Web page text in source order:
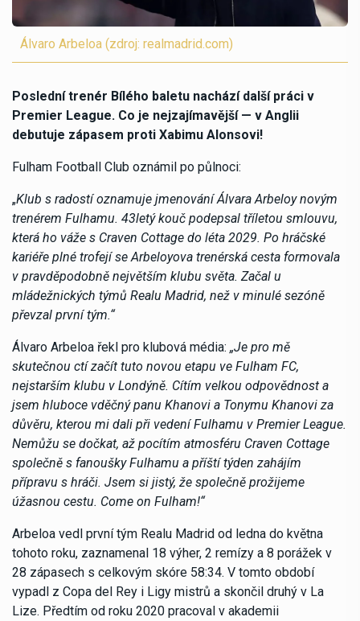
Álvaro Arbeloa (zdroj: realmadrid.com)
Poslední trenér Bílého baletu nachází další práci v
Premier League. Co je nejzajímavější — v Anglii
debutuje zápasem proti Xabimu Alonsovi!
Fulham Football Club oznámil po půlnoci:
„Klub s radostí oznamuje jmenování Álvara Arbeloy novým
trenérem Fulhamu. 43letý kouč podepsal tříletou smlouvu,
která ho váže s Craven Cottage do léta 2029. Po hráčské
kariéře plné trofejí se Arbeloyova trenérská cesta formovala
v pravděpodobně největším klubu světa. Začal u
mládežnických týmů Realu Madrid, než v minulé sezóně
převzal první tým.“
Álvaro Arbeloa řekl pro klubová média: „Je pro mě
skutečnou ctí začít tuto novou etapu ve Fulham FC,
nejstarším klubu v Londýně. Cítím velkou odpovědnost a
jsem hluboce vděčný panu Khanovi a Tonymu Khanovi za
důvěru, kterou mi dali při vedení Fulhamu v Premier League.
Nemůžu se dočkat, až pocítím atmosféru Craven Cottage
společně s fanoušky Fulhamu a příští týden zahájím
přípravu s hráči. Jsem si jistý, že společně prožijeme
úžasnou cestu. Come on Fulham!“
Arbeloa vedl první tým Realu Madrid od ledna do května
tohoto roku, zaznamenal 18 výher, 2 remízy a 8 porážek v
28 zápasech s celkovým skóre 58:34. V tomto období
vypadl z Copa del Rey i Ligy mistrů a skončil druhý v La
Lize. Předtím od roku 2020 pracoval v akademii